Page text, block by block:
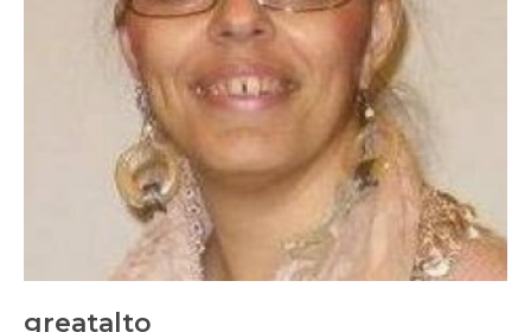
greatalto